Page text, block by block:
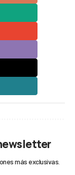
más exclusivas.